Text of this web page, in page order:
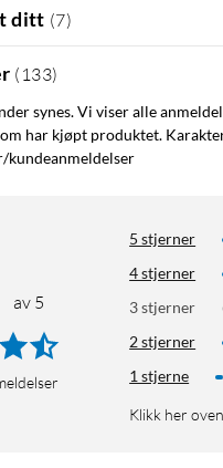
ditt (7)
( 133)
synes. Vi viser alle
har kjøpt produktet.
av 5
5 stjerner
4 stjerner
3 stjerner
2 stjerner
1 stjerne
Klikk her